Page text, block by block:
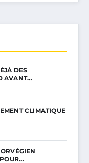
DES
AVANT…
CLIMATIQUE